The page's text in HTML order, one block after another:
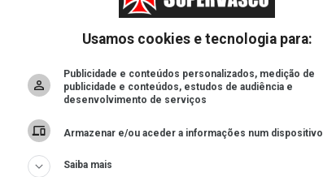
Usamos cookies e tecnologia para:
Publicidade e conteúdos personalizados, medição de
publicidade e conteúdos, estudos de audiência e
desenvolvimento de serviços
Armazenar e/ou aceder a informações num dispositivo
Saiba mais